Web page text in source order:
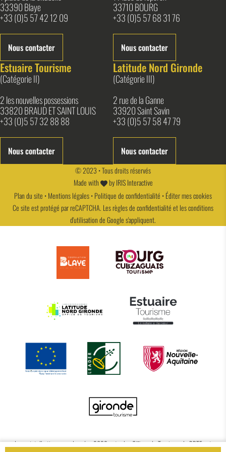
33390 Blaye
+33 (0)5 57 42 12 09
Nous contacter
33710 BOURG
+33 (0)5 57 68 31 76
Nous contacter
Estuaire Tourisme
(Catégorie II)
2 les nouvelles possessions
33820 BRAUD ET SAINT LOUIS
+33 (0)5 57 32 88 88
Nous contacter
Latitude Nord Gironde
(Catégorie III)
2 rue de la Ganne
33920 Saint Savin
+33 (0)5 57 58 47 79
Nous contacter
© 2023 • Tous droits réservés
Made with
byIRIS Interactive
Plan du site •Mentions légales•Politique de confidentialité •Éditer mes cookies
Ce site est protégé par reCAPTCHA. Lesrègles de confidentialitéet lesconditions
d'utilisationde Google s'appliquent.
Le projet d’actions coordonnées 2022 entre les Offices de Tourisme de BBTE est